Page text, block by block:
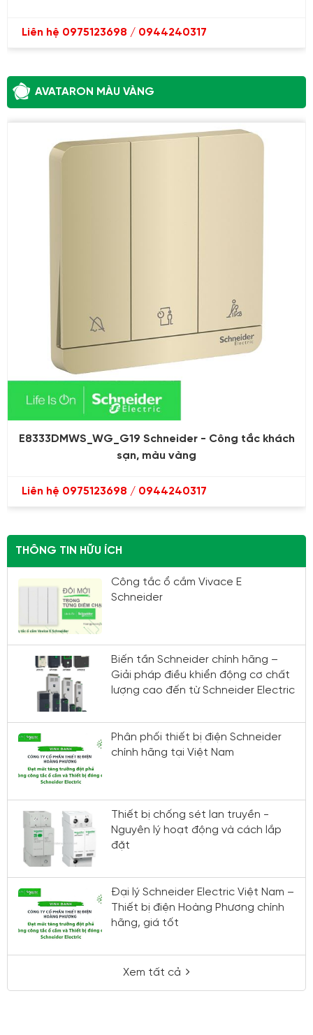
Liên hệ 0975123698 / 0944240317
AVATARON MÀU VÀNG
E8333DMWS_WG_G19 Schneider - Công tắc khách
sạn, màu vàng
Liên hệ 0975123698 / 0944240317
THÔNG TIN HỮU ÍCH
Công tắc ổ cắm Vivace E
Schneider
Biến tần Schneider chính hãng –
Giải pháp điều khiển động cơ chất
lượng cao đến từ Schneider Electric
Phân phối thiết bị điện Schneider
chính hãng tại Việt Nam
Thiết bị chống sét lan truyền -
Nguyên lý hoạt động và cách lắp
đặt
Đại lý Schneider Electric Việt Nam –
Thiết bị điện Hoàng Phương chính
hãng, giá tốt
Xem tất cả